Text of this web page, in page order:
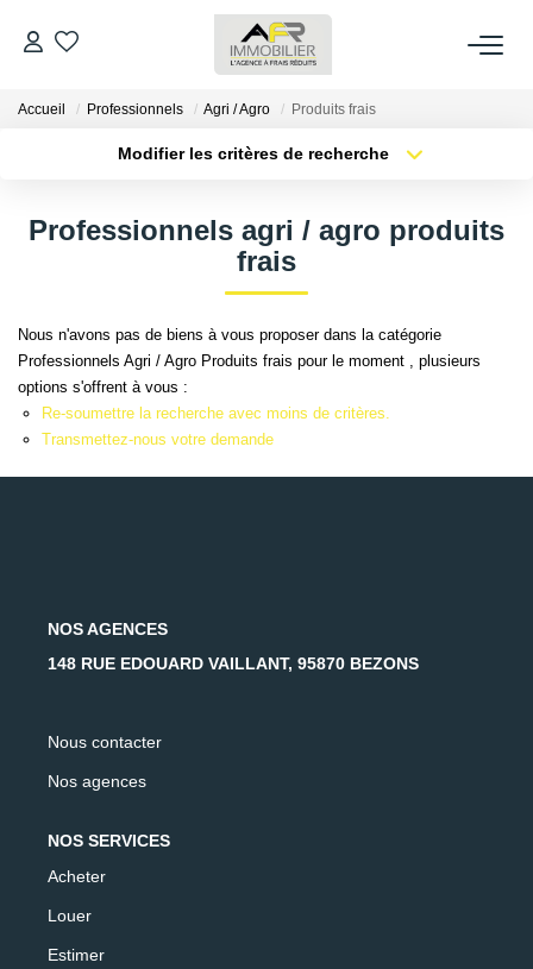
ACHETER
ESTIMER
FAIRE GÉRER
NOS AGENCES
AFR IMMOBILIER Chatou - Transaction
AFR IMMOBILIER Houilles
Accueil Professionnels Agri / Agro Produits frais
Modifier les critères de recherche
Type de bien
Surface min
Créer une alerte
Professionnels agri / agro produits
frais
Nous n'avons pas de biens à vous proposer dans la catégorie
Professionnels Agri / Agro Produits frais pour le moment , plusieurs
options s'offrent à vous :
Re-soumettre la recherche avec moins de critères.
Transmettez-nous votre demande
NOS AGENCES
148 RUE EDOUARD VAILLANT, 95870 BEZONS
Nous contacter
Nos agences
NOS SERVICES
Acheter
Louer
Estimer